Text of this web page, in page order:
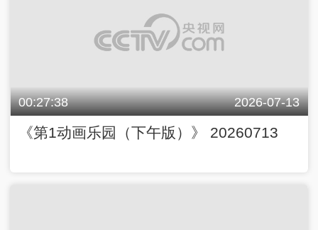
00:27:38 2026-07-13
《第1动画乐园（下午版）》 20260713